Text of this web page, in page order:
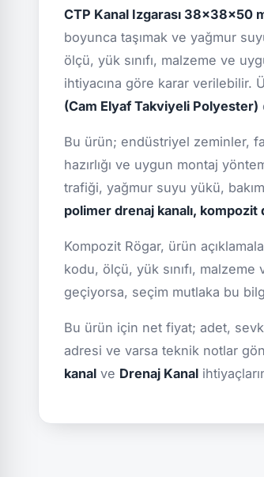
CTP Kanal Izgarası 38x38x50
boyunca taşımak ve yağmur
ölçü, yük sınıfı, malzeme ve
ihtiyacına göre karar verilebilir.
(Cam Elyaf Takviyeli Polyester)
Bu ürün; endüstriyel zeminler,
hazırlığı ve uygun montaj
trafiği, yağmur suyu yükü,
polimer drenaj kanalı, kompozit
Kompozit Rögar, ürün
kodu, ölçü, yük sınıfı,
geçiyorsa, seçim mutlaka bu
Bu ürün için net fiyat; adet,
adresi ve varsa teknik notlar
kanal ve Drenaj Kanal